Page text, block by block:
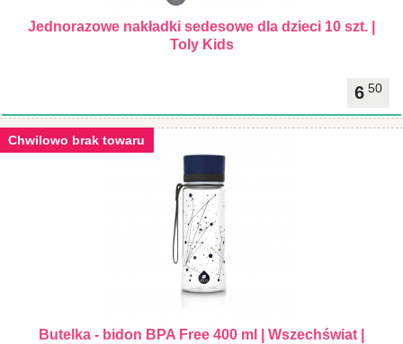
Jednorazowe nakładki sedesowe dla dzieci 10 szt. |
Toly Kids
6 50
Chwilowo brak towaru
Butelka - bidon BPA Free 400 ml | Wszechświat |